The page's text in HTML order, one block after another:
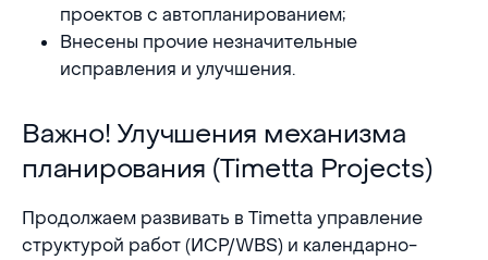
проектов с автопланированием;
Внесены прочие незначительные
исправления и улучшения.
Важно! Улучшения механизма планирования
Важно! Улучшения механизма
планирования (Timetta Projects)
Продолжаем развивать в Timetta управление
структурой работ (ИСР/WBS) и календарно-